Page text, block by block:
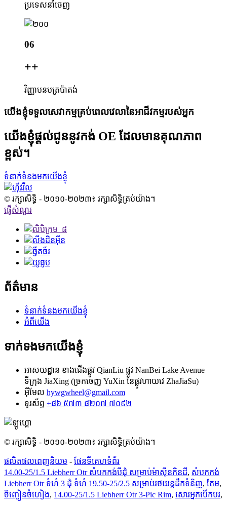
ប្រទេសនាំចេញ
06
++
វិញ្ញាបនបត្រប៉ាតង់
យើងខ្ញុំទទួលសេវាកម្មគ្រប់ពេលវេលានៃអាជីវកម្មរបស់អ្នក
យើងខ្ញុំផ្តល់ជូននូវកង់ OE ដែលមានគុណភាព
ខ្ពស់។
ទំនាក់ទំនងមកយើងខ្ញុំ
© រក្សាសិទ្ធិ - ២០១០-២០២៣៖ រក្សាសិទ្ធិគ្រប់យ៉ាង។
ផ្ញើសំណួរ
ព័ត៌មាន
ទំនាក់ទំនងមកយើងខ្ញុំ
អំពីយើង
ទាក់ទងមកយើងខ្ញុំ
អាសយដ្ឋាន ខាងជើងផ្លូវ QianLiu ផ្លូវ NanBei Lake Avenue
ទីក្រុង JiaXing (ច្រកចេញ YuXin នៃផ្លូវហាយវេ ZhaJiaSu)
អ៊ីមែល hywgwheel@gmail.com
ទូរស័ព្ទ +៨៦ ៥៧៣ ៨២០៧ ៧០៩២
© រក្សាសិទ្ធិ - ២០១០-២០២៣៖ រក្សាសិទ្ធិគ្រប់យ៉ាង។
ផលិតផលពេញនិយម - ផែនទីគេហទំព័រ
14.00-25/1.5 Liebherr Otr សំបកកង់បីដុំ សម្រាប់ម៉ាស៊ីនកិនដី, សំបកកង់
Liebherr Otr ទំហំ 3 ដុំ ទំហំ 19.50-25/2.5 សម្រាប់រថយន្តដឹកទំនិញ, គែម,
ចិញ្ចៀនចំហៀង, 14.00-25/1.5 Liebherr Otr 3-Pic Rim, សោរអ្នកបើកបរ,